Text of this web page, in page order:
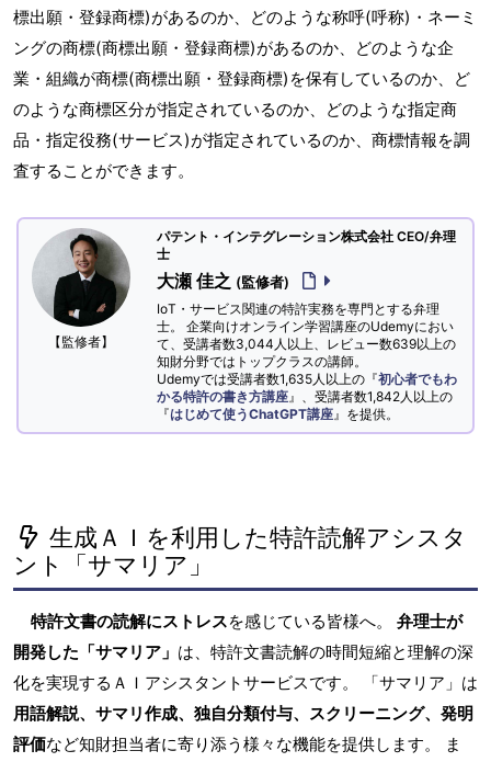
標出願・登録商標)があるのか、どのような称呼(呼称)・ネーミ
ングの商標(商標出願・登録商標)があるのか、どのような企
業・組織が商標(商標出願・登録商標)を保有しているのか、ど
のような商標区分が指定されているのか、どのような指定商
品・指定役務(サービス)が指定されているのか、商標情報を調
査することができます。
【監修者】
パテント・インテグレーション株式会社 CEO/弁理
士
大瀬 佳之 (監修者)
IoT・サービス関連の特許実務を専門とする弁理
士。 企業向けオンライン学習講座のUdemyにおい
て、受講者数3,044人以上、レビュー数639以上の
知財分野ではトップクラスの講師。
Udemyでは受講者数1,635人以上の『初心者でもわ
かる特許の書き方講座 』、受講者数1,842人以上の
『はじめて使うChatGPT講座 』を提供。
生成ＡＩを利用した特許読解アシスタ
ント「サマリア」
特許文書の読解にストレスを感じている皆様へ。 弁理士が
開発した「サマリア」 は、特許文書読解の時間短縮と理解の深
化を実現するＡＩアシスタントサービスです。 「サマリア」は
用語解説、サマリ作成、独自分類付与、スクリーニング、発明
評価など知財担当者に寄り添う様々な機能を提供します。 ま